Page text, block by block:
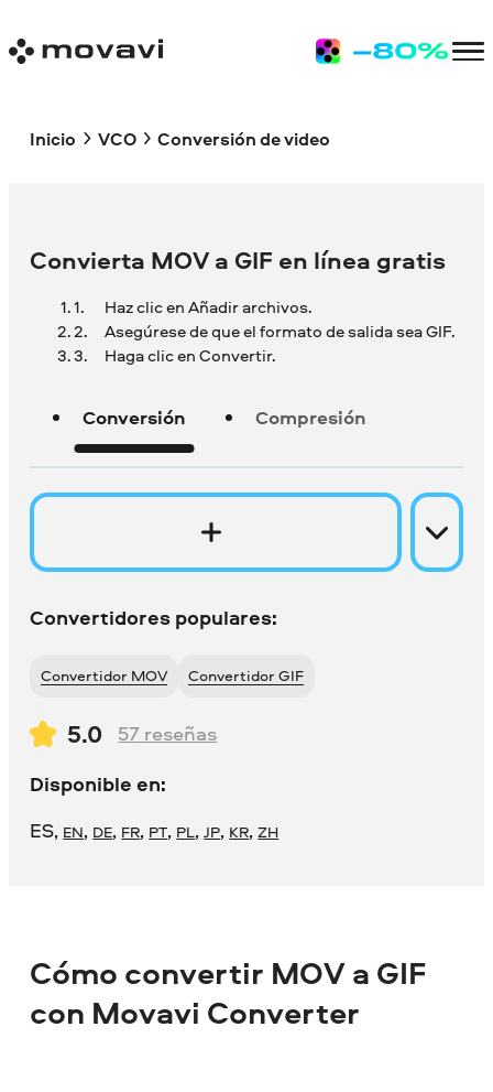
Inicio VCO Conversión de video
Convierta MOV a GIF en línea gratis
Haz clic en Añadir archivos.
Asegúrese de que el formato de salida sea GIF.
Haga clic en Convertir.
Conversión Compresión
Convertidores populares:
Convertidor MOV Convertidor GIF
5.0 57 reseñas
Disponible en:
ES, EN, DE, FR, PT, PL,JP, KR,ZH
Cómo convertir MOV a GIF
con Movavi Converter